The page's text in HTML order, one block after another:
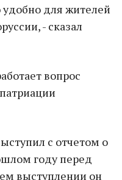
удобно для жителей
- сказал
вопрос
с отчетом о
году перед
выступлении он